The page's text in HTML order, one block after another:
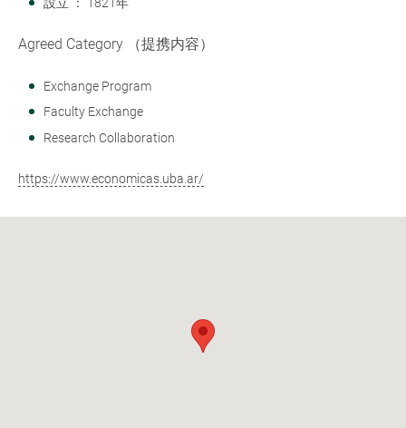
Agreed Category （提携内容）
Exchange Program
Faculty Exchange
Research Collaboration
https://www.economicas.uba.ar/